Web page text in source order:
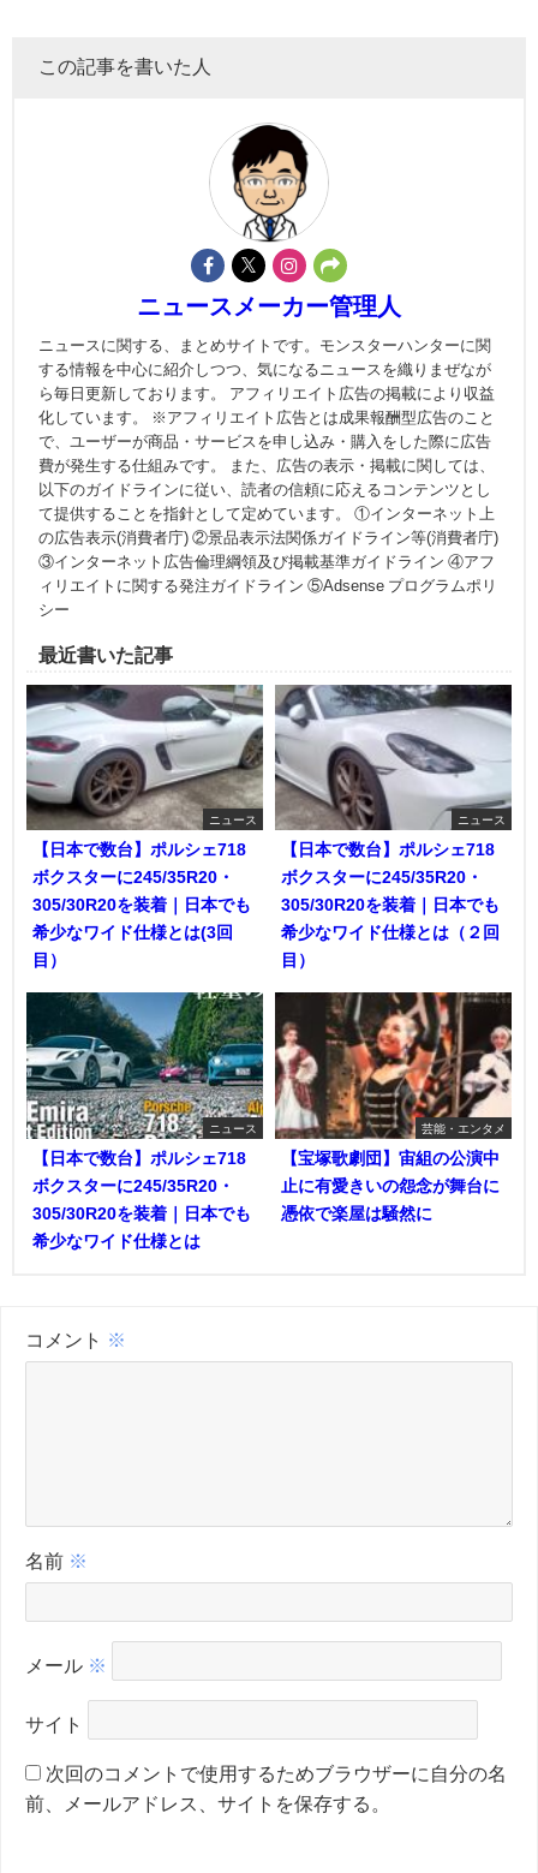
この記事を書いた人
ニュースメーカー管理人
ニュースに関する、まとめサイトです。モンスターハンターに関
する情報を中心に紹介しつつ、気になるニュースを織りまぜなが
ら毎日更新しております。 アフィリエイト広告の掲載により収益
化しています。 ※アフィリエイト広告とは成果報酬型広告のこと
で、ユーザーが商品・サービスを申し込み・購入をした際に広告
費が発生する仕組みです。 また、広告の表示・掲載に関しては、
以下のガイドラインに従い、読者の信頼に応えるコンテンツとし
て提供することを指針として定めています。 ①インターネット上
の広告表示(消費者庁) ②景品表示法関係ガイドライン等(消費者庁)
③インターネット広告倫理綱領及び掲載基準ガイドライン ④アフ
ィリエイトに関する発注ガイドライン ⑤Adsense プログラムポリ
シー
最近書いた記事
ニュース
【日本で数台】ポルシェ718
ボクスターに245/35R20・
305/30R20を装着｜日本でも
希少なワイド仕様とは(3回
目）
ニュース
【日本で数台】ポルシェ718
ボクスターに245/35R20・
305/30R20を装着｜日本でも
希少なワイド仕様とは（２回
目）
ニュース
【日本で数台】ポルシェ718
ボクスターに245/35R20・
305/30R20を装着｜日本でも
希少なワイド仕様とは
芸能・エンタメ
【宝塚歌劇団】宙組の公演中
止に有愛きいの怨念が舞台に
憑依で楽屋は騒然に
コメント ※
名前 ※
メール ※
サイト
次回のコメントで使用するためブラウザーに自分の名
前、メールアドレス、サイトを保存する。